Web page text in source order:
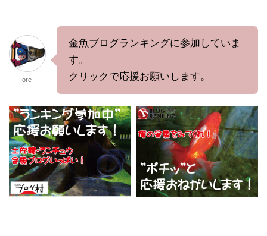
ore
金魚ブログランキングに参加していま
す。
クリックで応援お願いします。